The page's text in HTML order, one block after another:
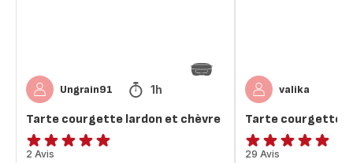
Ungrain91 1h
Tarte courgette lardon et chèvre
Avis
2 Avis
valika
Tarte courgette
ratings.4.9
29 Avis